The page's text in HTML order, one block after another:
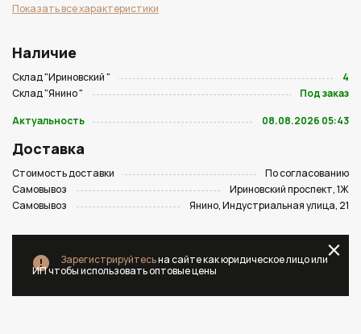
Показать все характеристики
Наличие
Склад "Ириновский "
4
Склад "Янино "
Под заказ
Актуальность
08.08.2026 05:43
Доставка
Стоимость доставки
По согласованию
Самовывоз
Ириновский проспект, 1Ж
Самовывоз
Янино, Индустриальная улица, 21
Зарегистрируйтесьна сайте как юридическое лицо или
ИП чтобы использовать оптовые цены